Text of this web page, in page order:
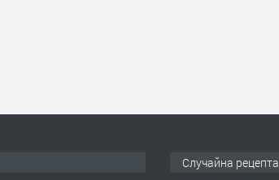
Случайна рецепта